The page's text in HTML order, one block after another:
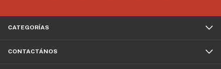
CATEGORÍAS
CONTACTÁNOS